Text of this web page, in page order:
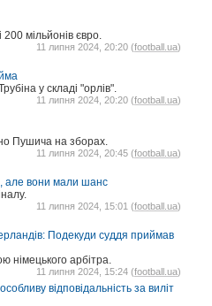
мільйонів євро.
11 липня 2024, 20:20 (football.ua)
у складі "орлів".
11 липня 2024, 20:20 (football.ua)
Пушича на зборах.
11 липня 2024, 20:45 (football.ua)
але вони мали шанс
11 липня 2024, 15:01 (football.ua)
Подекуди суддя приймав
німецького арбітра.
11 липня 2024, 15:24 (football.ua)
відповідальність за виліт